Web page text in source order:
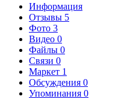
Информация
Отзывы 5
Фото 3
Видео 0
Файлы 0
Связи 0
Маркет 1
Обсуждения 0
Упоминания 0